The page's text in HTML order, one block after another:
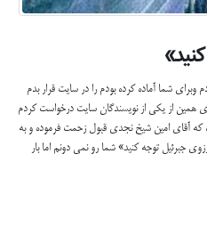
شما آماده کرده بودم را در سایت قرار بدم
همین از یکی از نویسندگان سایت درخواست کردم
که آقای امین شیخ نجدی قبول زحمت فرموده و به
جبرئيل توجه كنيد» شما رو نمی دونم اما بار